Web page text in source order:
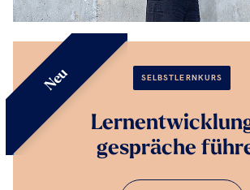
Neu SELBSTLERNKURS
gespräche